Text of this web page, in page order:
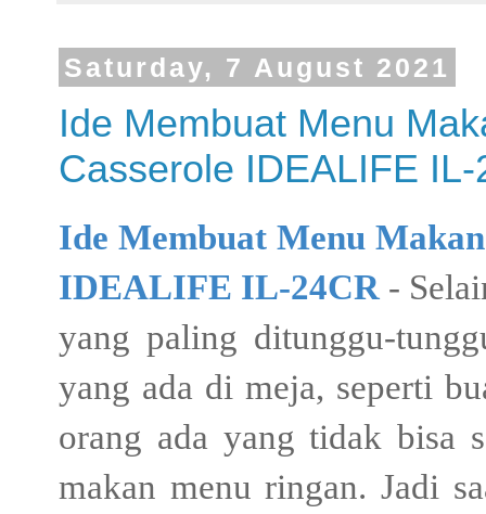
Saturday, 7 August 2021
Ide Membuat Menu
Casserole IDEALIFE IL-
Ide Membuat Menu
IDEALIFE IL-24CR -
yang paling ditunggu-
yang ada di meja, seperti
orang ada yang tidak bisa
makan menu ringan. Jadi